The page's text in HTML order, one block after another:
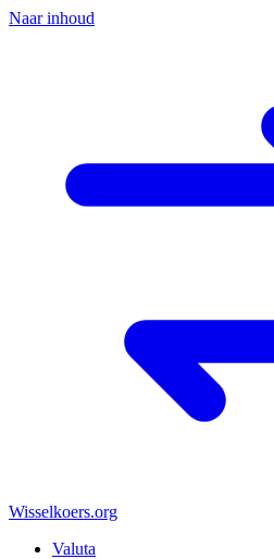
Naar inhoud
Wisselkoers.org
Valuta